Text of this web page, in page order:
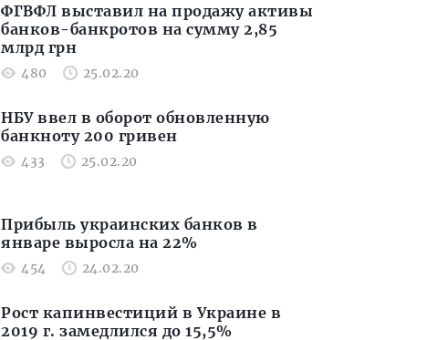
ФГВФЛ выставил на продажу активы
банков-банкротов на сумму 2,85
млрд грн
480 25.02.20
НБУ ввел в оборот обновленную
банкноту 200 гривен
433 25.02.20
Прибыль украинских банков в
январе выросла на 22%
454 24.02.20
Рост капинвестиций в Украине в
2019 г. замедлился до 15,5%